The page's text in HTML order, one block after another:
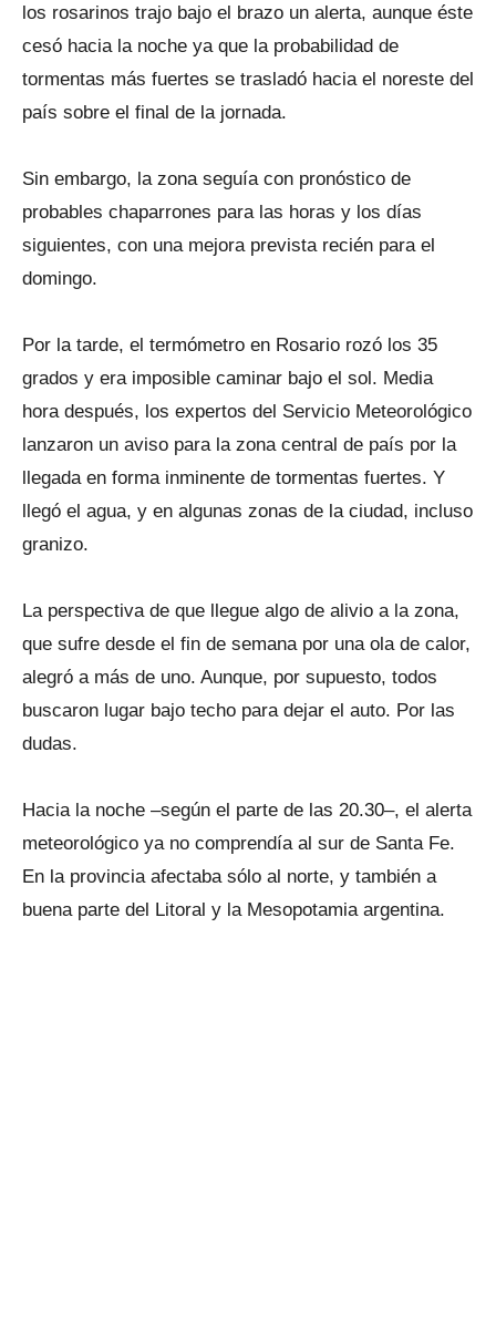
los rosarinos trajo bajo el brazo un alerta, aunque éste
cesó hacia la noche ya que la probabilidad de
tormentas más fuertes se trasladó hacia el noreste del
país sobre el final de la jornada.
Sin embargo, la zona seguía con pronóstico de
probables chaparrones para las horas y los días
siguientes, con una mejora prevista recién para el
domingo.
Por la tarde, el termómetro en Rosario rozó los 35
grados y era imposible caminar bajo el sol. Media
hora después, los expertos del Servicio Meteorológico
lanzaron un aviso para la zona central de país por la
llegada en forma inminente de tormentas fuertes. Y
llegó el agua, y en algunas zonas de la ciudad, incluso
granizo.
La perspectiva de que llegue algo de alivio a la zona,
que sufre desde el fin de semana por una ola de calor,
alegró a más de uno. Aunque, por supuesto, todos
buscaron lugar bajo techo para dejar el auto. Por las
dudas.
Hacia la noche –según el parte de las 20.30–, el alerta
meteorológico ya no comprendía al sur de Santa Fe.
En la provincia afectaba sólo al norte, y también a
buena parte del Litoral y la Mesopotamia argentina.